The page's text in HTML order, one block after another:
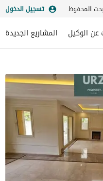
المحفوظ تسجيل الدخول
عن الوكيل المشاريع الجديدة